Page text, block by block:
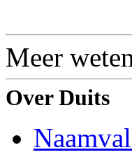
Meer
Over Duits